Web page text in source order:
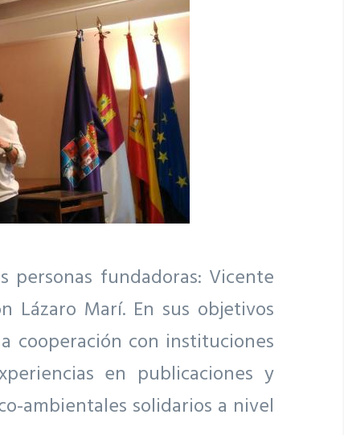
fundadoras: Vicente
Lázaro Marí. En sus objetivos
cooperación con instituciones
en publicaciones y
ambientales solidarios a nivel